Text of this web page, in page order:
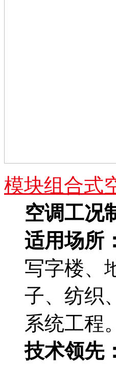
模块组合式
空调工况
适用场所：
写字楼、
子、纺织
系统工程。
技术领先：